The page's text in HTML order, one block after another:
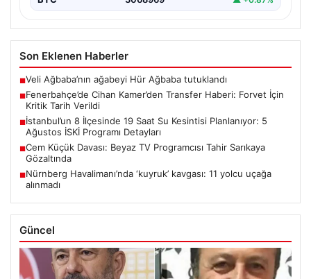
Son Eklenen Haberler
■ Veli Ağbaba’nın ağabeyi Hür Ağbaba tutuklandı
■Fenerbahçe’de Cihan Kamer’den Transfer Haberi: Forvet İçin
Kritik Tarih Verildi
■İstanbul’un 8 İlçesinde 19 Saat Su Kesintisi Planlanıyor: 5
Ağustos İSKİ Programı Detayları
■Cem Küçük Davası: Beyaz TV Programcısı Tahir Sarıkaya
Gözaltında
■Nürnberg Havalimanı’nda ‘kuyruk’ kavgası: 11 yolcu uçağa
alınmadı
Güncel